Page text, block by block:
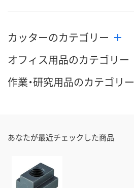
数量
カゴへ
数量
カッターのカテゴリー
オフィス用品のカテゴリー
作業・研究用品のカテゴリー
あなたが最近チェックした商品